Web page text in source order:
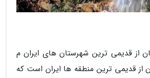
از قدیمی ترین شهرستان های ایران م
قدیمی ترین منطقه ها ایران است که